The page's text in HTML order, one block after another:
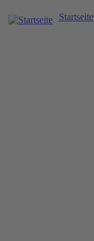
Startseite